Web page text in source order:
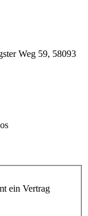
Weg 59, 58093
ein Vertrag